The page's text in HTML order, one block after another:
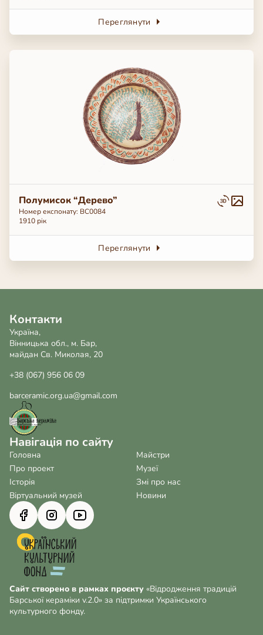
Переглянути
Полумисок “Дерево”
Номер експонату: BC0084
1910 рік
Переглянути
Контакти
Україна,
Вінницька обл., м. Бар,
майдан Св. Миколая, 20
+38 (067) 956 06 09
barceramic.org.ua@gmail.com
Навігація по сайту
Головна
Про проект
Історія
Віртуальний музей
Майстри
Музеї
Змі про нас
Новини
Сайт створено в рамках проєкту «Відродження традицій
Барської кераміки v.2.0» за підтримки Українського
культурного фонду.